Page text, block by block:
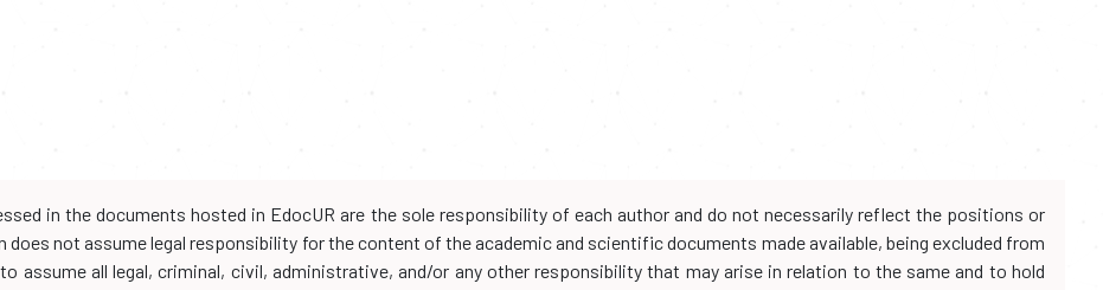
in the documents hosted in EdocUR are the sole responsibility of each author and do not necessarily reflect the positions or
not assume legal responsibility for the content of the academic and scientific documents made available, being excluded from
assume all legal, criminal, civil, administrative, and/or any other responsibility that may arise in relation to the same and to hold